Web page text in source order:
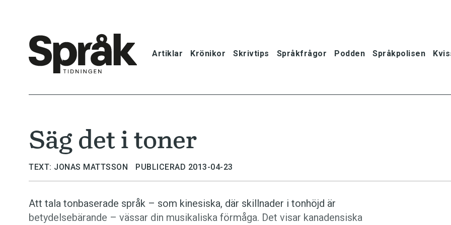
Artiklar Krönikor Skrivtips Språkfrågor Podden Språkpolisen
Krönikor
Språkfrågor
Bokrecensioner
Säg det i toner
TEXT: JONAS MATTSSON PUBLICERAD 2013-04-23
Att tala tonbaserade språk – som kinesiska, där skillnader i tonhöjd är
betydelsebärande – vässar din musikaliska för­måga. Det visar kanadensiska